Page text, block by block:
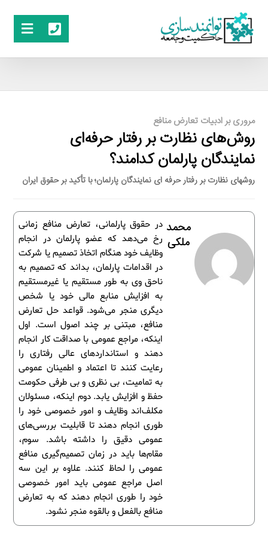
مروری بر ادبیات تعارض منافع
روش‌های نظارت بر رفتار حرفه‌ای
نمایندگان پارلمان کدامند؟
روش­های نظارت بر رفتار حرفه ­ای نمایندگان پارلمان؛ با تأکید بر حقوق ایران
در حقوق پارلمانی، تعارض منافع زمانی
رخ می‌دهد که عضو پارلمان در انجام
وظایف خود هنگام اتخاذ تصمیم یا شرکت
در اقدامات پارلمان، بداند که تصمیم به
ناحق وی به طور مستقیم یا غیرمستقیم
به افزایش منابع مالی خود یا شخص
دیگری منجر می‌شود. قواعد حل تعارض
منافع، مبتنی بر چند اصول است. اول
اینکه، مراجع عمومی با صداقت کار انجام
دهند و استانداردهای عالی رفتاری را
رعایت کنند تا اعتماد و اطمینان عمومی
به تمامیت، بی نظری و بی طرفی حکومت
حفظ و افزایش یابد. دوم اینکه، مسئولان
مکلف‌اند وظایف و امور خصوصی خود را
طوری انجام دهند تا قابلیت بررسی‌های
عمومی دقیق را داشته باشد. سوم،
مقام‌ها باید در زمان تصمیم‌گیری منافع
عمومی را لحاظ کنند. علاوه بر این سه
اصل مراجع عمومی باید امور خصوصی
خود را طوری انجام دهند که به تعارض
منافع بالفعل و بالقوه منجر نشود.
محمد
ملکی